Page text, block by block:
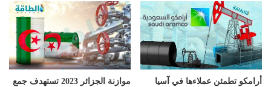
أرامكو تطمئن عملاءها في آسيا
موازنة الجزائر 2023 تستهدف جمع